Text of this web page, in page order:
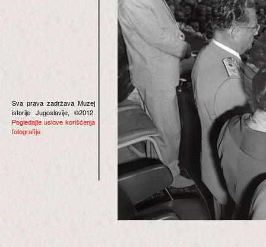
Sva prava zadržava Muzej
istorije Jugoslavije, ©2012.
Pogledajte uslove korišćenja
fotografija